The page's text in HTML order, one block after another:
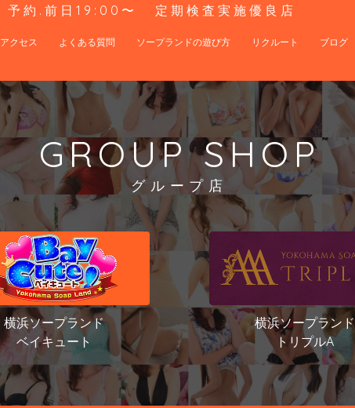
予約.前日19:00〜 定期検査実施優良店
アクセス よくある質問 ソープランドの遊び方 リクルート ブログ
GROUP SHOP
グループ店
横浜ソープランド
ベイキュート
横浜ソープランド
トリプルA